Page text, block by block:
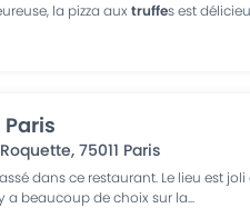
la pizza auxtruffes est
,75011 Paris
dans ce restaurant. Le lieu est
a beaucoup de choix sur la...